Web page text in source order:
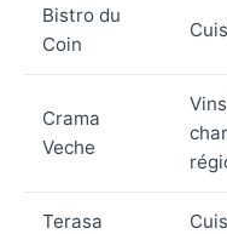
Bistro du
Coin
Crama
Veche
Terasa